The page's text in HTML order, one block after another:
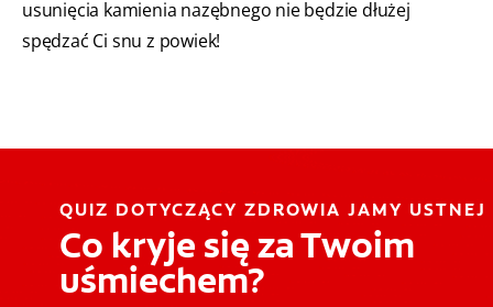
usunięcia kamienia nazębnego nie będzie dłużej
spędzać Ci snu z powiek!
QUIZ DOTYCZĄCY ZDROWIA JAMY USTNEJ
Co kryje się za Twoim
uśmiechem?